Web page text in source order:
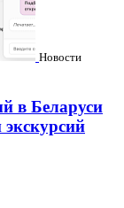
Новости
в Беларуси